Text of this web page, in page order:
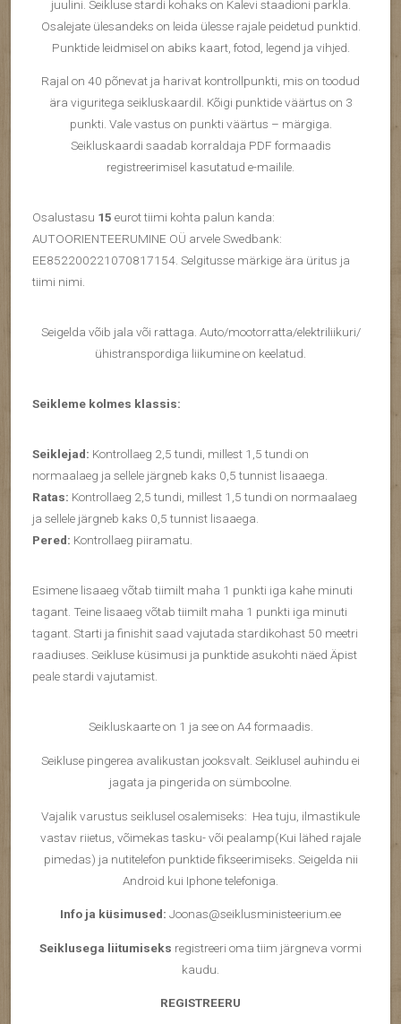
juulini. Seikluse stardi kohaks on Kalevi staadioni parkla.
Osalejate ülesandeks on leida ülesse rajale peidetud punktid.
Punktide leidmisel on abiks kaart, fotod, legend ja vihjed.
Rajal on 40 põnevat ja harivat kontrollpunkti, mis on toodud
ära viguritega seikluskaardil. Kõigi punktide väärtus on 3
punkti. Vale vastus on punkti väärtus – märgiga.
Seikluskaardi saadab korraldaja PDF formaadis
registreerimisel kasutatud e-mailile.
Osalustasu 15 eurot tiimi kohta palun kanda:
AUTOORIENTEERUMINE OÜ arvele Swedbank:
EE852200221070817154. Selgitusse märkige ära üritus ja
tiimi nimi.
Seigelda võib jala või rattaga. Auto/mootorratta/elektriliikuri/
ühistranspordiga liikumine on keelatud.
Seikleme kolmes klassis:
Seiklejad: Kontrollaeg 2,5 tundi, millest 1,5 tundi on
normaalaeg ja sellele järgneb kaks 0,5 tunnist lisaaega.
Ratas: Kontrollaeg 2,5 tundi, millest 1,5 tundi on normaalaeg
ja sellele järgneb kaks 0,5 tunnist lisaaega.
Pered: Kontrollaeg piiramatu.
Esimene lisaaeg võtab tiimilt maha 1 punkti iga kahe minuti
tagant. Teine lisaaeg võtab tiimilt maha 1 punkti iga minuti
tagant. Starti ja finishit saad vajutada stardikohast 50 meetri
raadiuses. Seikluse küsimusi ja punktide asukohti näed Äpist
peale stardi vajutamist.
Seikluskaarte on 1 ja see on A4 formaadis.
Seikluse pingerea avalikustan jooksvalt. Seiklusel auhindu ei
jagata ja pingerida on sümboolne.
Vajalik varustus seiklusel osalemiseks: Hea tuju, ilmastikule
vastav riietus, võimekas tasku- või pealamp(Kui lähed rajale
pimedas) ja nutitelefon punktide fikseerimiseks. Seigelda nii
Android kui Iphone telefoniga.
Info ja küsimused: Joonas@seiklusministeerium.ee
Seiklusega liitumiseks registreeri oma tiim järgneva vormi
kaudu.
REGISTREERU